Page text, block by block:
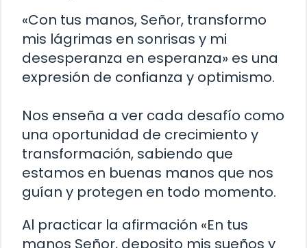
«Con tus manos, Señor, transformo
mis lágrimas en sonrisas y mi
desesperanza en esperanza» es una
expresión de confianza y optimismo.
Nos enseña a ver cada desafío como
una oportunidad de crecimiento y
transformación, sabiendo que
estamos en buenas manos que nos
guían y protegen en todo momento.
Al practicar la afirmación «En tus
manos Señor, deposito mis sueños y